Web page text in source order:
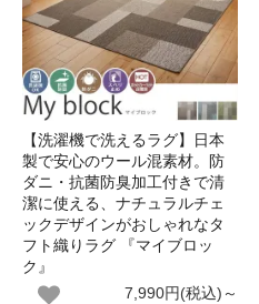
【洗濯機で洗えるラグ】日本
製で安心のウール混素材。防
ダニ・抗菌防臭加工付きで清
潔に使える、ナチュラルチェ
ックデザインがおしゃれなタ
フト織りラグ 『マイブロッ
ク』
7,990円(税込)～